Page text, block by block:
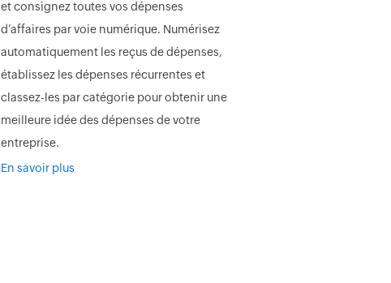
et consignez toutes vos dépenses
d’affaires par voie numérique. Numérisez
automatiquement les reçus de dépenses,
établissez les dépenses récurrentes et
classez-les par catégorie pour obtenir une
meilleure idée des dépenses de votre
entreprise.
En savoir plus